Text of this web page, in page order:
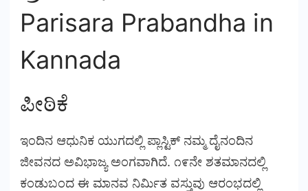
Parisara Prabandha in
Kannada
ಪೀಠಿಕೆ
ಇಂದಿನ ಆಧುನಿಕ ಯುಗದಲ್ಲಿ ಪ್ಲಾಸ್ಟಿಕ್ ನಮ್ಮ ದೈನಂದಿನ
ಜೀವನದ ಅವಿಭಾಜ್ಯ ಅಂಗವಾಗಿದೆ. ೧೯ನೇ ಶತಮಾನದಲ್ಲಿ
ಕಂಡುಬಂದ ಈ ಮಾನವ ನಿರ್ಮಿತ ವಸ್ತುವು ಆರಂಭದಲ್ಲಿ